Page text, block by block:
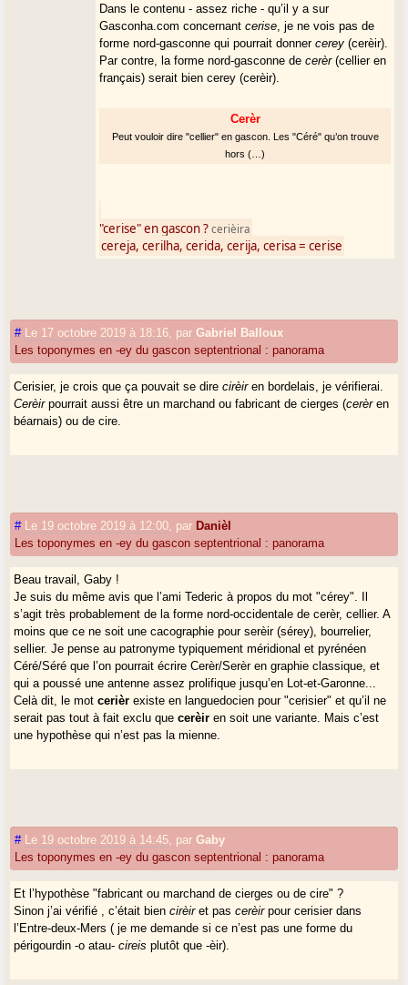
Dans le contenu - assez riche - qu’il y a sur
Gasconha.com concernantcerise , je ne vois pas de
forme nord-gasconne qui pourrait donnercerey (cerèir).
Par contre, la forme nord-gasconne decerèr(cellier en
français) serait bien cerey (cerèir).
Cerèr
Peut vouloir dire "cellier" en gascon. Les "Céré" qu’on trouve
hors (…)
"cerise" en gascon ? cerièira
cereja, cerilha, cerida, cerija, cerisa = cerise
# Le 17 octobre 2019 à 18:16 parGabriel Balloux
Les toponymes en -ey du gascon septentrional : panorama
Cerisier, je crois que ça pouvait se direcirèiren bordelais, je vérifierai.
Cerèirpourrait aussi être un marchand ou fabricant de cierges (cerèren
béarnais) ou de cire.
# Le 19 octobre 2019 à 12:00 par Danièl
Les toponymes en -ey du gascon septentrional : panorama
Beau travail, Gaby !
Je suis du même avis que l’ami Tederic à propos du mot "cérey". Il
s’agit très probablement de la forme nord-occidentale de cerèr, cellier. A
moins que ce ne soit une cacographie pour serèir (sérey), bourrelier,
sellier. Je pense au patronyme typiquement méridional et pyrénéen
Céré/Séré que l’on pourrait écrire Cerèr/Serèr en graphie classique, et
qui a poussé une antenne assez prolifique jusqu’en Lot-et-Garonne...
Celà dit, le motcerièr existe en languedocien pour "cerisier" et qu’il ne
serait pas tout à fait exclu quecerèir en soit une variante. Mais c’est
une hypothèse qui n’est pas la mienne.
# Le 19 octobre 2019 à 14:45 parGaby
Les toponymes en -ey du gascon septentrional : panorama
Et l’hypothèse "fabricant ou marchand de cierges ou de cire" ?
Sinon j’ai vérifié , c’était biencirèiret pascerèirpour cerisier dans
l’Entre-deux-Mers ( je me demande si ce n’est pas une forme du
périgourdin -o atau-cireis plutôt que -èir).